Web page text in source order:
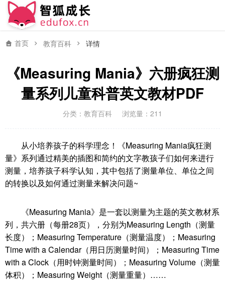
首页 教育百科 详情
《Measuring Mania》六册疯狂测
量系列儿童科普英文教材PDF
分类： 教育百科 浏览量：211
从小培养孩子的科学理念！《Measuring Mania疯狂测
量》系列通过精美的插图和简约的文字教孩子们如何来进行
测量，培养孩子科学认知，其中包括了测量单位、单位之间
的转换以及如何通过测量来解决问题~
《Measuring Mania》是一套以测量为主题的英文教材系
列，共六册（每册28页），分别为Measuring Length（测量
长度）；Measuring Temperature（测量温度）；Measuring
Time with a Calendar（用日历测量时间）；Measuring Time
with a Clock（用时钟测量时间）；Measuring Volume（测量
体积）；Measuring Weight（测量重量）……